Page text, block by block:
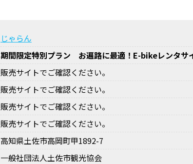
じゃらん
期間限定特別プラン お遍路に最適！E-bikeレンタサ
販売サイトでご確認ください。
販売サイトでご確認ください。
販売サイトでご確認ください。
販売サイトでご確認ください。
高知県土佐市高岡町甲1892-7
一般社団法人土佐市観光協会